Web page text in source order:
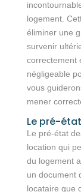
logement.
éliminer une
survenir
correctement
négligeable
vous
mener
Le pré-
Le pré-état
location qui
du logement
un document
locataire que